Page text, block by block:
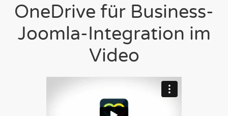
OneDrive für Business-
Joomla-Integration im
Video